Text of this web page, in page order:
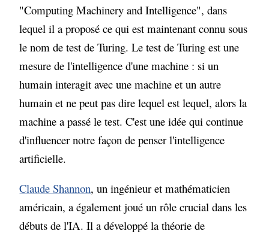
"Computing Machinery and Intelligence", dans
lequel il a proposé ce qui est maintenant connu sous
le nom de test de Turing. Le test de Turing est une
mesure de l'intelligence d'une machine : si un
humain interagit avec une machine et un autre
humain et ne peut pas dire lequel est lequel, alors la
machine a passé le test. C'est une idée qui continue
d'influencer notre façon de penser l'intelligence
artificielle.
Claude Shannon, un ingénieur et mathématicien
américain, a également joué un rôle crucial dans les
débuts de l'IA. Il a développé la théorie de